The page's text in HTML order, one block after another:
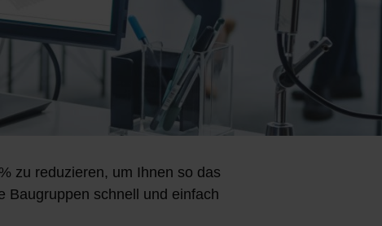
zu reduzieren, um Ihnen so das
Baugruppen schnell und einfach